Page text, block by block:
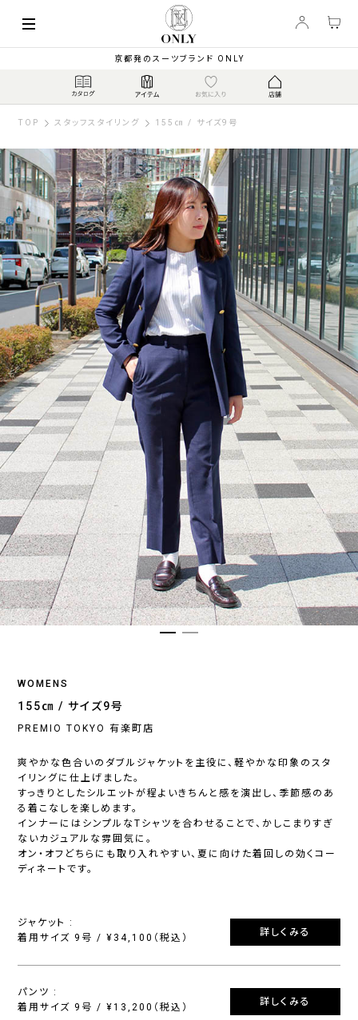
京都発のスーツブランド ONLY
TOP スタッフスタイリング 155㎝ / サイズ9号
WOMENS
155㎝ / サイズ9号
PREMIO TOKYO 有楽町店
爽やかな色合いのダブルジャケットを主役に、軽やかな印象のスタ
イリングに仕上げました。
すっきりとしたシルエットが程よいきちんと感を演出し、季節感のあ
る着こなしを楽しめます。
インナーにはシンプルなTシャツを合わせることで、かしこまりすぎ
ないカジュアルな雰囲気に。
オン・オフどちらにも取り入れやすい、夏に向けた着回しの効くコー
ディネートです。
ジャケット :
着用サイズ 9号 / ¥34,100（税込）
詳しくみる
パンツ :
着用サイズ 9号 / ¥13,200（税込）
詳しくみる